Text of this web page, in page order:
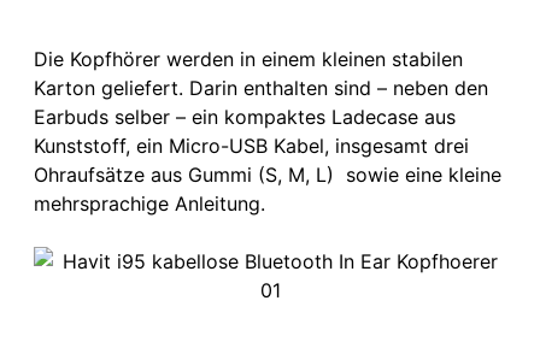
Die Kopfhörer werden in einem kleinen stabilen
Karton geliefert. Darin enthalten sind – neben den
Earbuds selber – ein kompaktes Ladecase aus
Kunststoff, ein Micro-USB Kabel, insgesamt drei
Ohraufsätze aus Gummi (S, M, L) sowie eine kleine
mehrsprachige Anleitung.